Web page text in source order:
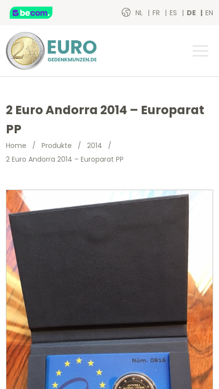
NL FR ES DE EN
2 Euro Andorra 2014 – Europarat
PP
Home / Produkte / 2014 /
2 Euro Andorra 2014 – Europarat PP